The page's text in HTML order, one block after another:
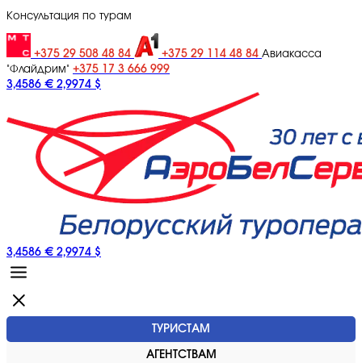
Консультация по турам
+375 29 508 48 84 +375 29 114 48 84 Авиакасса
"Флайдрим" +375 17 3 666 999
3,4586 € 2,9974 $
3,4586 € 2,9974 $
ТУРИСТАМ
АГЕНТСТВАМ